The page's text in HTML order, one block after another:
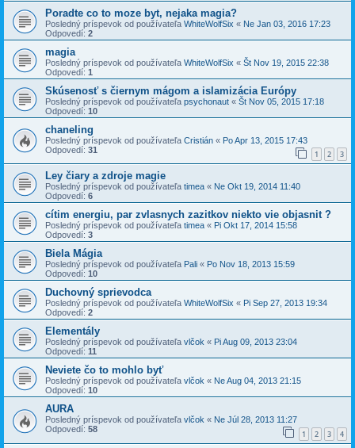
Poradte co to moze byt, nejaka magia?
Posledný príspevok od používateľa WhiteWolfSix « Ne Jan 03, 2016 17:23
Odpovedí: 2
magia
Posledný príspevok od používateľa WhiteWolfSix « Št Nov 19, 2015 22:38
Odpovedí: 1
Skúsenosť s čiernym mágom a islamizácia Európy
Posledný príspevok od používateľa psychonaut « Št Nov 05, 2015 17:18
Odpovedí: 10
chaneling
Posledný príspevok od používateľa Cristián « Po Apr 13, 2015 17:43
Odpovedí: 31 1 2 3
Ley čiary a zdroje magie
Posledný príspevok od používateľa timea « Ne Okt 19, 2014 11:40
Odpovedí: 6
cítim energiu, par zvlasnych zazitkov niekto vie objasnit ?
Posledný príspevok od používateľa timea « Pi Okt 17, 2014 15:58
Odpovedí: 3
Biela Mágia
Posledný príspevok od používateľa Pali « Po Nov 18, 2013 15:59
Odpovedí: 10
Duchovný sprievodca
Posledný príspevok od používateľa WhiteWolfSix « Pi Sep 27, 2013 19:34
Odpovedí: 2
Elementály
Posledný príspevok od používateľa vlčok « Pi Aug 09, 2013 23:04
Odpovedí: 11
Neviete čo to mohlo byť
Posledný príspevok od používateľa vlčok « Ne Aug 04, 2013 21:15
Odpovedí: 10
AURA
Posledný príspevok od používateľa vlčok « Ne Júl 28, 2013 11:27
Odpovedí: 58 1 2 3 4